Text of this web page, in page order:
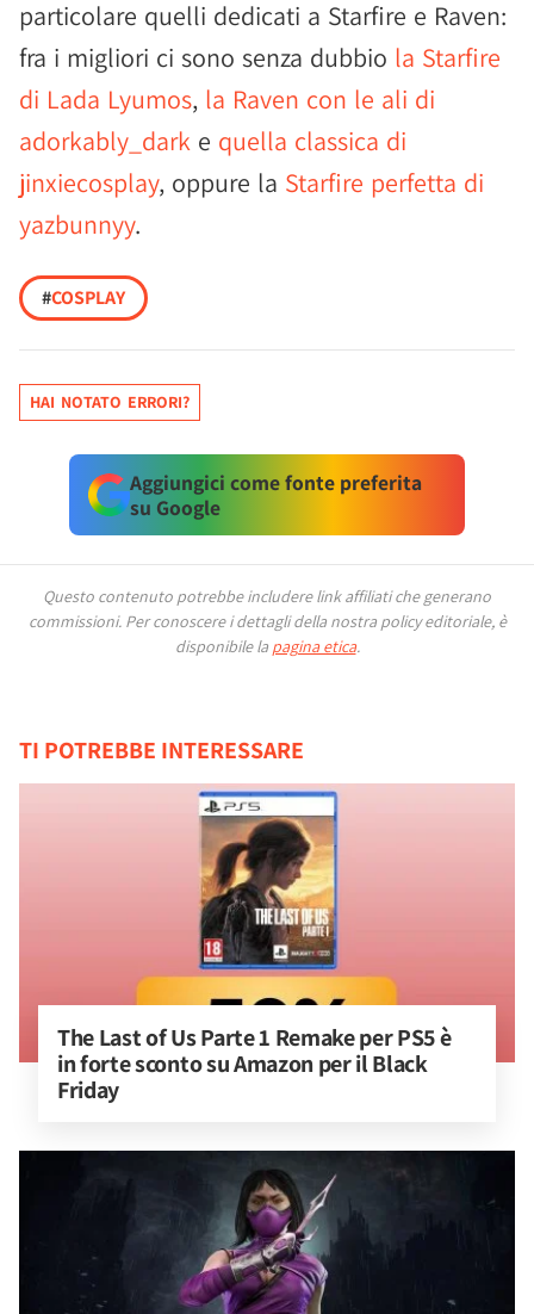
particolare quelli dedicati a Starfire e Raven:
fra i migliori ci sono senza dubbio la Starfire
di Lada Lyumos, la Raven con le ali di
adorkably_dark e quella classica di
jinxiecosplay, oppure la Starfire perfetta di
yazbunnyy.
#COSPLAY
HAI NOTATO ERRORI?
Aggiungici come fonte preferita
su Google
Questo contenuto potrebbe includere link affiliati che generano
commissioni. Per conoscere i dettagli della nostra policy editoriale, è
disponibile la pagina etica.
TI POTREBBE INTERESSARE
The Last of Us Parte 1 Remake per PS5 è
in forte sconto su Amazon per il Black
Friday